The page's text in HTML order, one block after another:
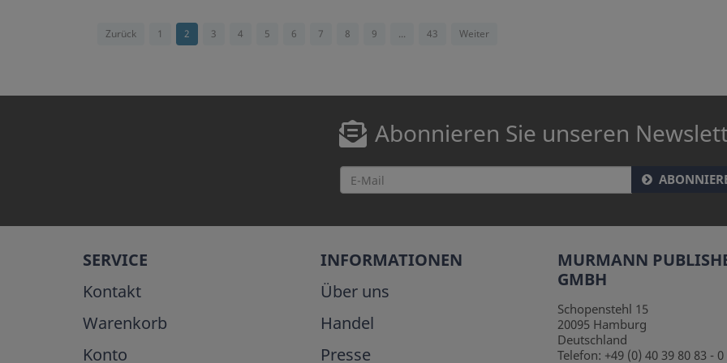
Zurück 1 2 3 4 5 6 7 8 9 ... 43 Weiter
Abonnieren Sie unseren
SERVICE
Kontakt
Warenkorb
Konto
INFORMATIONEN
Über uns
Handel
Presse
MURMANN
GMBH
Schopenstehl 15
20095 Hamburg
Deutschland
Telefon: +49 (0) 40 39 80 83 - 0